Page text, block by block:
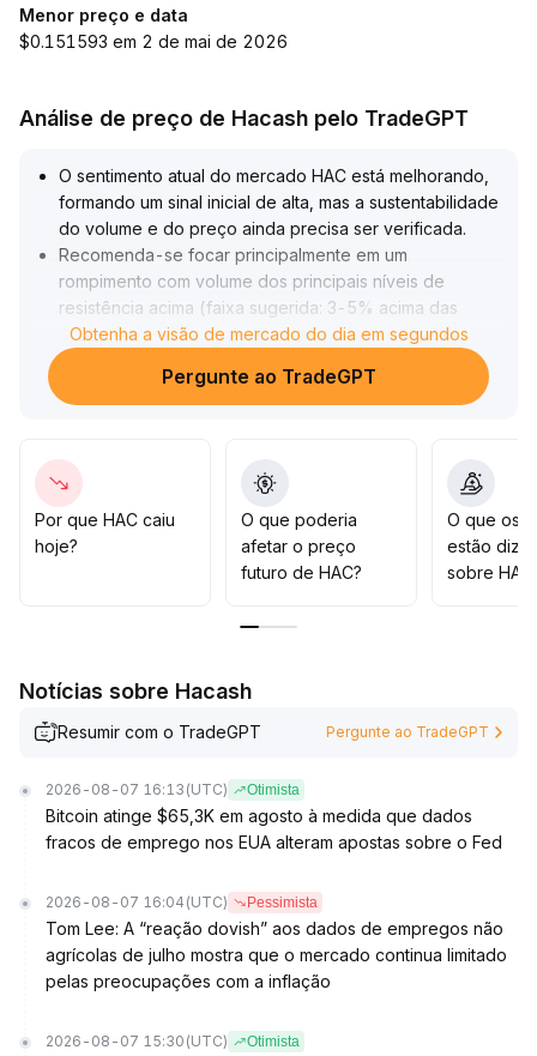
Menor preço e data
$0.151593 em 2 de mai de 2026
Análise de preço de Hacash pelo TradeGPT
O sentimento atual do mercado HAC está melhorando,
formando um sinal inicial de alta, mas a sustentabilidade
do volume e do preço ainda precisa ser verificada.
Recomenda-se focar principalmente em um
rompimento com volume dos principais níveis de
resistência acima (faixa sugerida: 3-5% acima das
recentes máximas); se houver uma quebra efetiva,
pode-se considerar aumentar as posições de forma
moderada; caso o suporte (faixa: 2-4% abaixo dos
entrar de forma precipitada
A estratégia geral deve priorizar a confirmação do sinal:
no curto prazo pode-se acompanhar moderadamente,
porém no médio e longo prazos é necessário aguardar
uma tendência mais clara.
Obtenha a visão de mercado do dia em segundos
Pergunte ao TradeGPT
Por que HAC caiu
hoje?
O que poderia
afetar o preço
futuro de HAC?
O que os
estão
sobre
Notícias sobre Hacash
Resumir com o TradeGPT Pergunte ao TradeGPT
2026-08-07 16:13 (UTC) Otimista
Bitcoin atinge $65,3K em agosto à medida que dados
fracos de emprego nos EUA alteram apostas sobre o Fed
2026-08-07 16:04 (UTC) Pessimista
Tom Lee: A “reação dovish” aos dados de empregos não
agrícolas de julho mostra que o mercado continua limitado
pelas preocupações com a inflação
2026-08-07 15:30 (UTC) Otimista